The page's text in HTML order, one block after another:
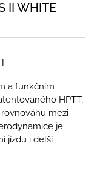
II WHITE
a funkčním
HPTT,
mezi
je
jízdu i delší